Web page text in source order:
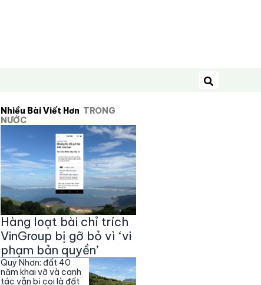
Tìm kiếm
Nhiều Bài Viết Hơn TRONG
NƯỚC
Hàng loạt bài chỉ trích
VinGroup bị gỡ bỏ vì ‘vi
phạm bản quyền’
Quy Nhơn: đất 40
năm khai vỡ và canh
tác vẫn bị coi là đất